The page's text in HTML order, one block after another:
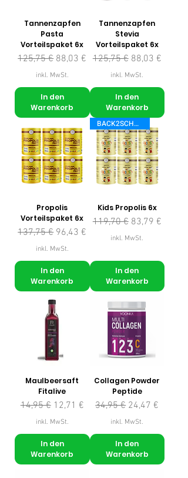
Tannenzapfen
Pasta
Vorteilspaket 6x
Standardpreis
125,75 € Sale-Preis
88,03 €
inkl. MwSt.
In den
Warenkorb
Tannenzapfen
Stevia
Vorteilspaket 6x
Standardpreis
125,75 € Sale-Preis
88,03 €
inkl. MwSt.
In den
Warenkorb
Propolis
Vorteilspaket 6x
Standardpreis
137,75 € Sale-Preis
96,43 €
inkl. MwSt.
In den
Warenkorb
BACK2SCHOOL
Kids Propolis 6x
Standardpreis
119,70 € Sale-Preis
83,79 €
inkl. MwSt.
In den
Warenkorb
Maulbeersaft
Fitalive
Standardpreis
14,95 € Sale-Preis
12,71 €
inkl. MwSt.
In den
Warenkorb
Collagen Powder
Peptide
Standardpreis
34,95 € Sale-Preis
24,47 €
inkl. MwSt.
In den
Warenkorb